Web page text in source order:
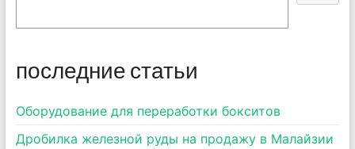
последние статьи
Оборудование для переработки бокситов
Дробилка железной руды на продажу в Малайзии